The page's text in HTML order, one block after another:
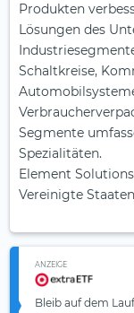
Produkten
Lösungen des
Schaltkreise,
Segmente
Spezialitäten.
Element
Vereinigte
ANZEIGE
Bleib auf dem